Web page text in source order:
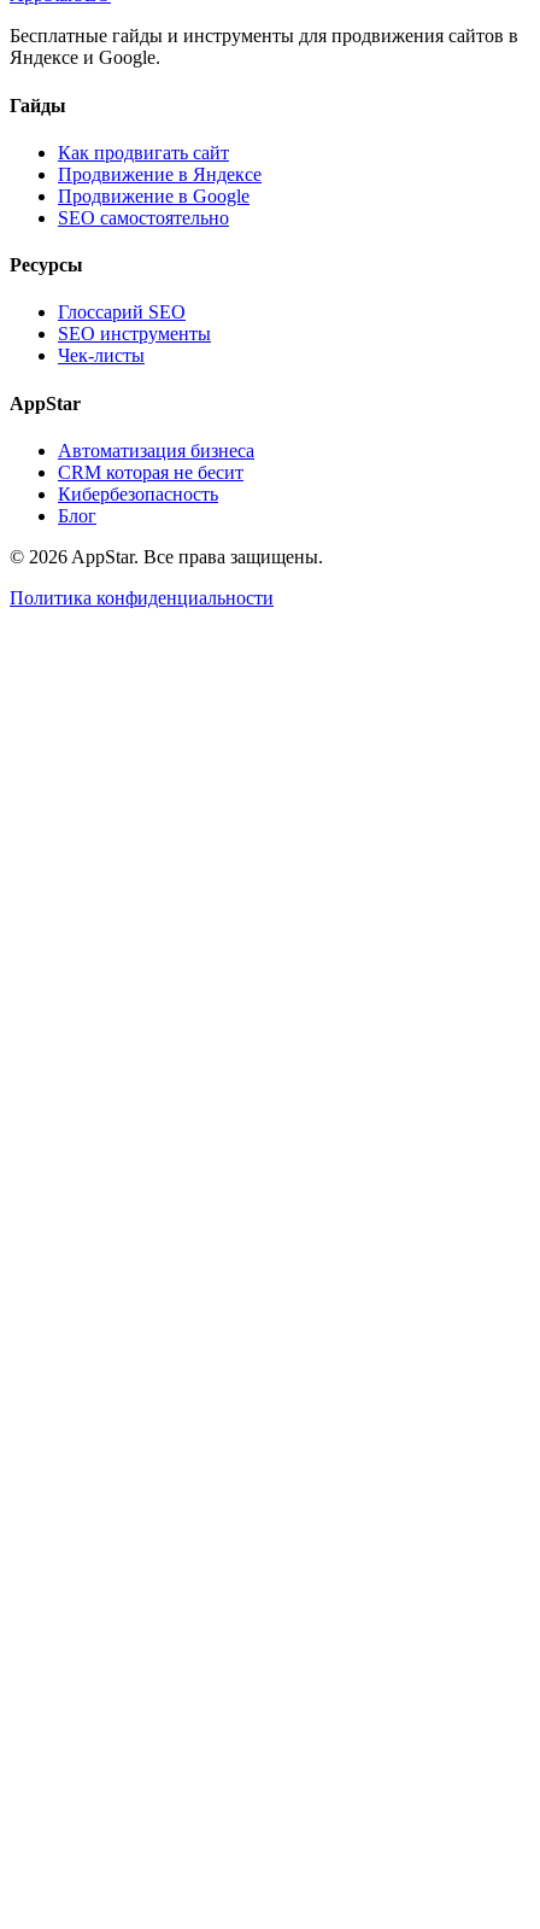
Бесплатные гайды и инструменты для продвижения сайтов в
Яндексе и Google.
Гайды
Как продвигать сайт
Продвижение в Яндексе
Продвижение в Google
SEO самостоятельно
Ресурсы
Глоссарий SEO
SEO инструменты
Чек-листы
AppStar
Автоматизация бизнеса
CRM которая не бесит
Кибербезопасность
Блог
© 2026 AppStar. Все права защищены.
Политика конфиденциальности